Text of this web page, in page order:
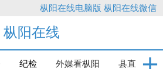
枞阳在线电脑版 枞阳在线微信
枞阳在线
纪检 外媒看枞阳 县直